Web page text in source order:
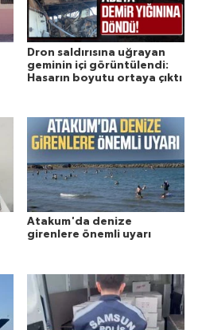
Dron saldırısına uğrayan
geminin içi görüntülendi:
Hasarın boyutu ortaya çıktı
Atakum'da denize
girenlere önemli uyarı